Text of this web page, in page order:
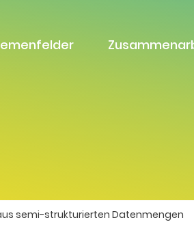
semi-strukturierten Datenmengen